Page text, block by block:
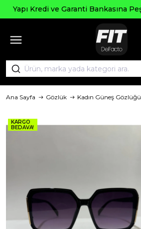
Bankasına Peşin Fiyatına 6 Taksit
Ana Sayfa Gözlük Kadın Güneş Gözlüğü
KARGO
BEDAVA!